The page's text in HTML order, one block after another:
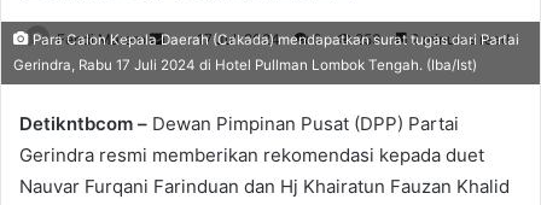
Fendi Marero
Send
an
17 Juli 2024 0 253 2 minutes read
Para Calon Kepala Daerah (Cakada) mendapatkan surat tugas dari Partai
Gerindra, Rabu 17 Juli 2024 di Hotel Pullman Lombok Tengah. (Iba/Ist)
Detikntbcom – Dewan Pimpinan Pusat (DPP) Partai
Gerindra resmi memberikan rekomendasi kepada duet
Nauvar Furqani Farinduan dan Hj Khairatun Fauzan Khalid